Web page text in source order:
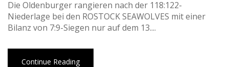
Die Oldenburger rangieren nach der 118:122-
Niederlage bei den ROSTOCK SEAWOLVES mit einer
Bilanz von 7:9-Siegen nur auf dem 13....
Continue Reading